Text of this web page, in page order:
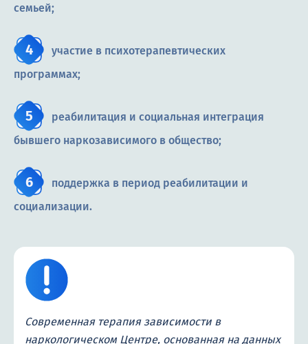
семьей;
участие в психотерапевтических
программах;
реабилитация и социальная интеграция
бывшего наркозависимого в общество;
поддержка в период реабилитации и
социализации.
Современная терапия зависимости в
наркологическом Центре, основанная на данных